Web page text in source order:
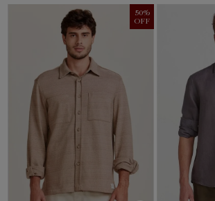
50%
OFF